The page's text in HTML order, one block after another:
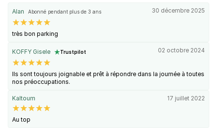
Alan Abonné pendant plus de 3 ans 30 décembre 2025
très bon parking
KOFFY Gisele Trustpilot 02 octobre 2024
Ils sont toujours joignable et prêt à répondre dans la journée à toutes
nos préoccupations.
Kaltoum 17 juillet 2022
Au top